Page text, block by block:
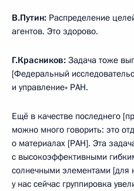
В.Путин: Распределение
агентов. Это здорово.
Г.Красников: Задача тоже
[Федеральный
и управление» РАН.
Ещё в качестве последнего
можно много говорить: это
о материалах [РАН]. Эта
с высокоэффективными
солнечными элементами [для
у нас сейчас группировка